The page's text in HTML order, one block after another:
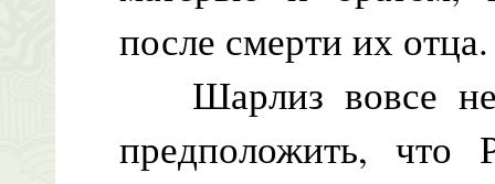
после смерти их отца.
Шарлиз вовсе не
предположить, что